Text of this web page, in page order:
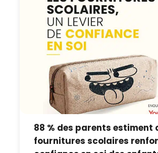
88 % des parents estiment
fournitures scolaires